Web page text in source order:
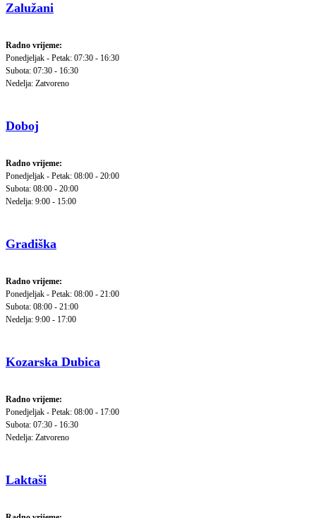
Zalužani
Radno vrijeme:
Ponedjeljak - Petak: 07:30 - 16:30
Subota: 07:30 - 16:30
Nedelja: Zatvoreno
Doboj
Radno vrijeme:
Ponedjeljak - Petak: 08:00 - 20:00
Subota: 08:00 - 20:00
Nedelja: 9:00 - 15:00
Gradiška
Radno vrijeme:
Ponedjeljak - Petak: 08:00 - 21:00
Subota: 08:00 - 21:00
Nedelja: 9:00 - 17:00
Kozarska Dubica
Radno vrijeme:
Ponedjeljak - Petak: 08:00 - 17:00
Subota: 07:30 - 16:30
Nedelja: Zatvoreno
Laktaši